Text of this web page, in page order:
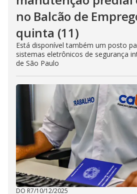
no Balcão de
quinta (11)
Está disponível também um posto
sistemas eletrônicos de segurança
de São Paulo
DO R7/10/12/2025